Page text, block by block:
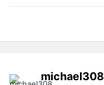
michael308